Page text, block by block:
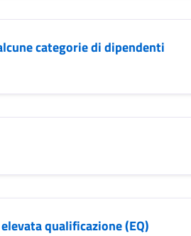
categorie di dipendenti
qualificazione (EQ)